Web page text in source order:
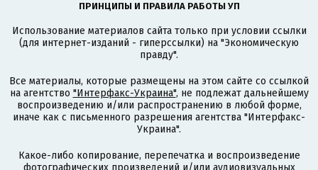
ПРИНЦИПЫ И ПРАВИЛА РАБОТЫ УП
Использование материалов сайта только при условии ссылки
(для интернет-изданий - гиперссылки) на "Экономическую
правду".
Все материалы, которые размещены на этом сайте со ссылкой
на агентство "Интерфакс-Украина", не подлежат дальнейшему
воспроизведению и/или распространению в любой форме,
иначе как с письменного разрешения агентства "Интерфакс-
Украина".
Какое-либо копирование, перепечатка и воспроизведение